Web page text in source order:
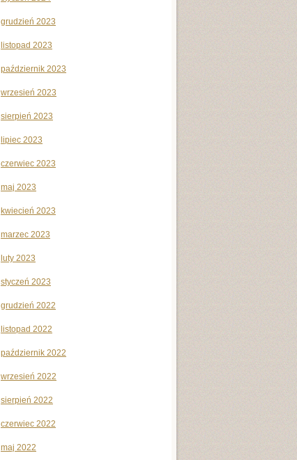
grudzień 2023
listopad 2023
październik 2023
wrzesień 2023
sierpień 2023
lipiec 2023
czerwiec 2023
maj 2023
kwiecień 2023
marzec 2023
luty 2023
styczeń 2023
grudzień 2022
listopad 2022
październik 2022
wrzesień 2022
sierpień 2022
czerwiec 2022
maj 2022